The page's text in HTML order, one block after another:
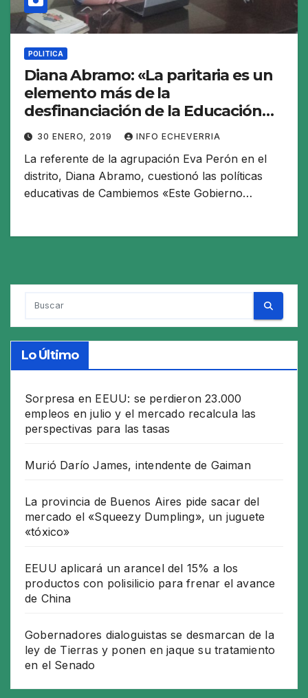
POLITICA
Diana Abramo: «La paritaria es un
elemento más de la
desfinanciación de la Educación
Publica»
30 ENERO, 2019 INFO ECHEVERRIA
La referente de la agrupación Eva Perón en el
distrito, Diana Abramo, cuestionó las políticas
educativas de Cambiemos «Este Gobierno…
Lo Último
Sorpresa en EEUU: se perdieron 23.000
empleos en julio y el mercado recalcula las
perspectivas para las tasas
Murió Darío James, intendente de Gaiman
La provincia de Buenos Aires pide sacar del
mercado el «Squeezy Dumpling», un juguete
«tóxico»
EEUU aplicará un arancel del 15% a los
productos con polisilicio para frenar el avance
de China
Gobernadores dialoguistas se desmarcan de la
ley de Tierras y ponen en jaque su tratamiento
en el Senado